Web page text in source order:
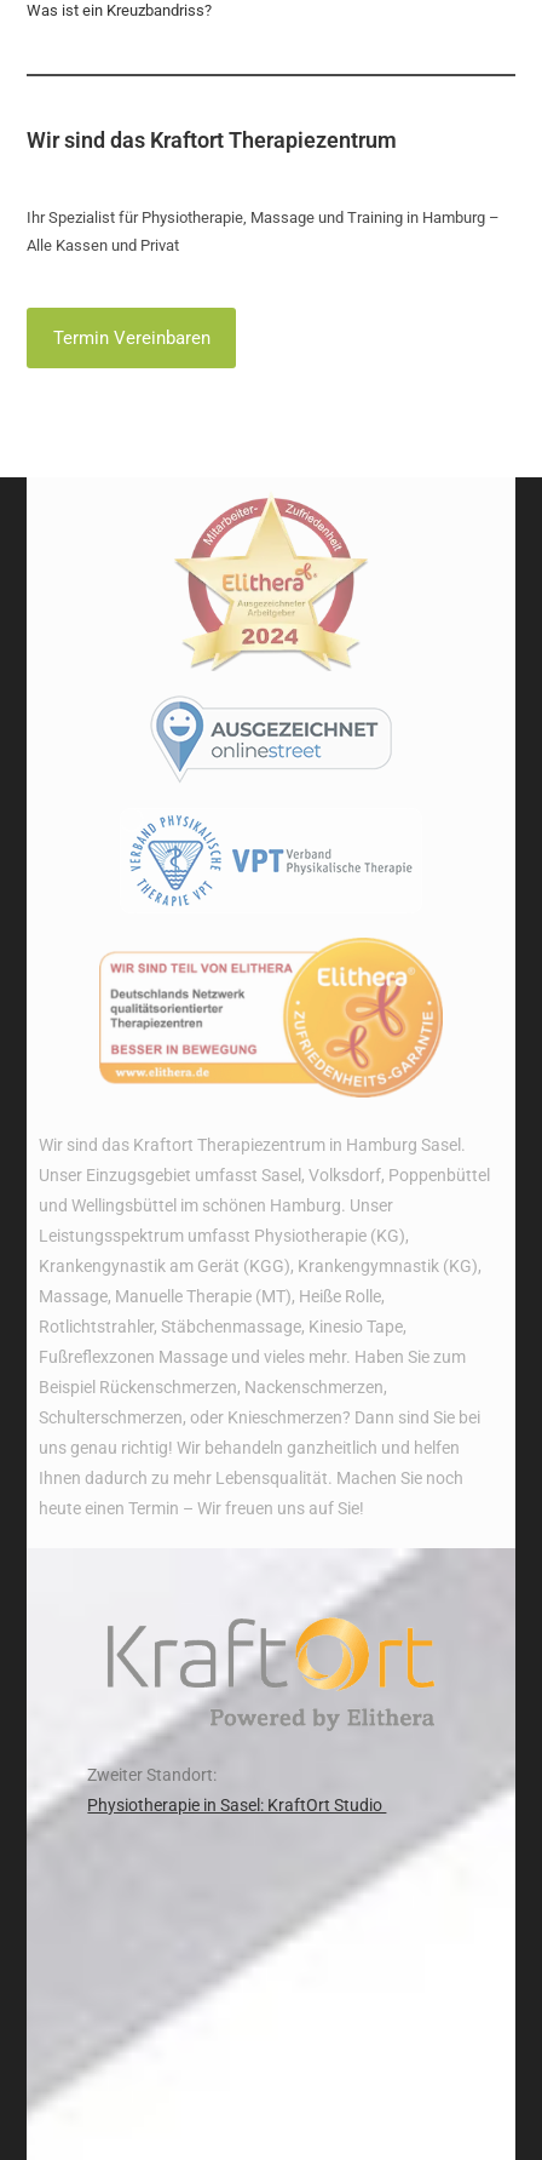
Was ist ein Kreuzbandriss?
Wir sind das Kraftort Therapiezentrum
Ihr Spezialist für Physiotherapie, Massage und Training in Hamburg –
Alle Kassen und Privat
Termin Vereinbaren
Wir sind das Kraftort Therapiezentrum in Hamburg Sasel.
Unser Einzugsgebiet umfasst Sasel, Volksdorf, Poppenbüttel
und Wellingsbüttel im schönen Hamburg. Unser
Leistungsspektrum umfasst Physiotherapie (KG),
Krankengynastik am Gerät (KGG), Krankengymnastik (KG),
Massage, Manuelle Therapie (MT), Heiße Rolle,
Rotlichtstrahler, Stäbchenmassage, Kinesio Tape,
Fußreflexzonen Massage und vieles mehr. Haben Sie zum
Beispiel Rückenschmerzen, Nackenschmerzen,
Schulterschmerzen, oder Knieschmerzen? Dann sind Sie bei
uns genau richtig! Wir behandeln ganzheitlich und helfen
Ihnen dadurch zu mehr Lebensqualität. Machen Sie noch
heute einen Termin – Wir freuen uns auf Sie!
Zweiter Standort:
Physiotherapie in Sasel: KraftOrt Studio